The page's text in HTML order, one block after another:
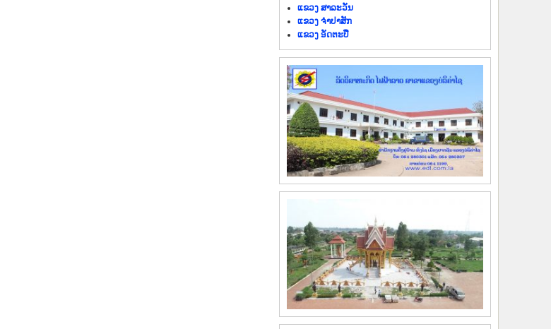
ແຂວງ ສາລະວັນ
ແຂວງ ຈຳປາສັກ
ແຂວງ ອັດຕະປື